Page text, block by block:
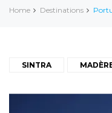
Home Destinations
SINTRA